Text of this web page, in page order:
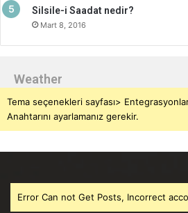
Silsile-i Saadat nedir?
Mart 8, 2016
Weather
Tema seçenekleri sayfası>
Anahtarını ayarlamanız gerekir.
Error Can not Get Posts, Incorrect